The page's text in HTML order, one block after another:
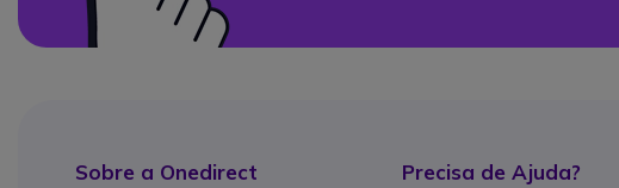
Sobre a Onedirect Precisa de Ajuda?